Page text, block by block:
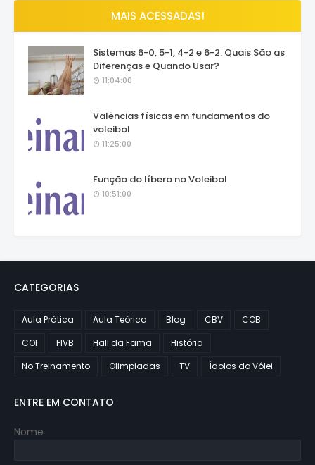
MAIS ACESSADAS!
Sistemas 6-0, 5-1, 4-2 e 6-2: Quais São as
Diferenças e Quando Usar?
11:04:00
Valências físicas em fundamentos do
voleibol
11:25:00
Função do líbero no Voleibol
10:51:00
CATEGORIAS
Aula Prática Aula Teórica Blog CBV
COB
COI
FIVB Hall da Fama
História
No Treinamento
Olimpiadas TV Ídolos do Vôlei
ENTRE EM CONTATO
Nome